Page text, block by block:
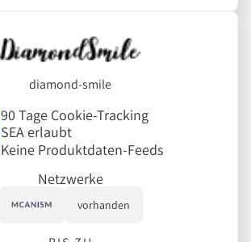
diamond-smile
90 Tage Cookie-Tracking
SEA erlaubt
Keine Produktdaten-Feeds
Netzwerke
vorhanden